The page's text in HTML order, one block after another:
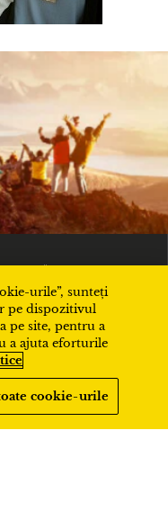
URMĂREȘTE-NE PE
urile”, sunteți
pe dispozitivul
pe site, pentru a
a ajuta eforturile
cookie-urile